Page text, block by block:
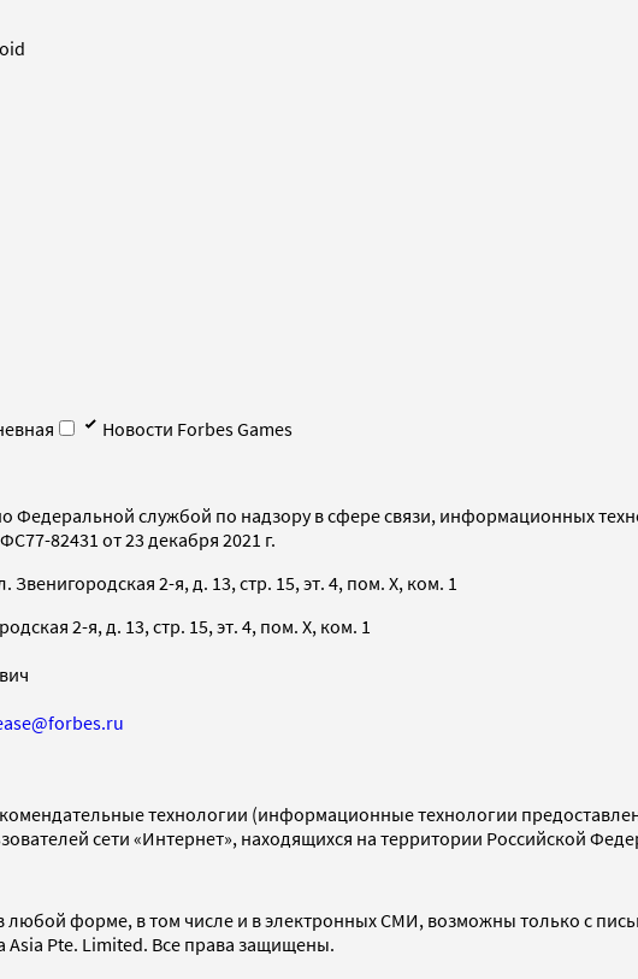
Новости Forbes Games
Федеральной службой по надзору в сфере связи, информационных
82431 от 23 декабря 2021 г.
2-я, д. 13, стр. 15, эт. 4, пом. X, ком. 1
2-я, д. 13, стр. 15, эт. 4, пом. X, ком. 1
технологии (информационные технологии
сети «Интернет», находящихся на территории Российской
любой форме, в том числе и в электронных СМИ, возможны только с
Asia Pte. Limited. Все права защищены.